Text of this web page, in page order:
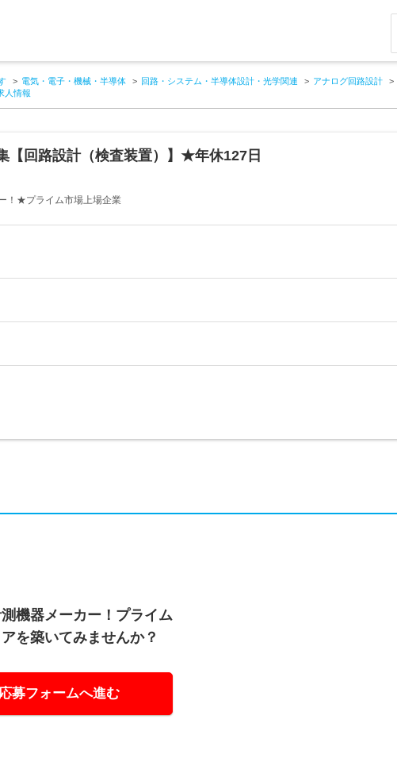
電気・電子・機械・半導体 回路・システム・半導体設計・光学関連 アナログ回路設計
人情報
【回路設計（検査装置）】★年休127日
！★プライム市場上場企業
機器メーカー！プライム
を築いてみませんか？
応募フォームへ進む